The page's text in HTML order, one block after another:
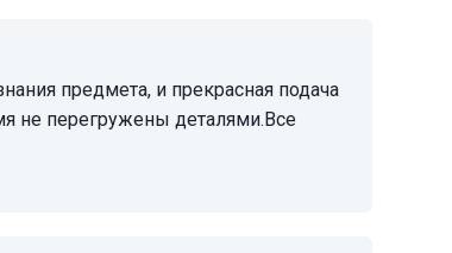
не перегружены деталями.Все